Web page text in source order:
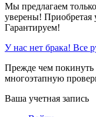
Мы предлагаем
уверены! Приобретая
Гарантируем!
У нас нет брака! Все
Прежде чем покинуть
многоэтапную
Ваша учетная запись